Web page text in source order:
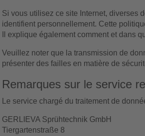
Si vous utilisez ce site Internet, diverses
identifient personnellement. Cette
Il explique également comment et dans
Veuillez noter que la transmission de
présenter des failles en matière de
Remarques sur le service
Le service chargé du traitement de
GERLIEVA Sprühtechnik GmbH
Tiergartenstraße 8